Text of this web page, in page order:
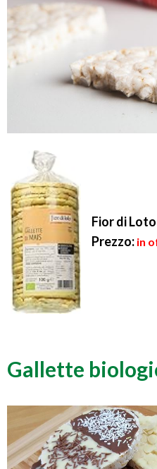
Fior di
Prezzo: in
Gallette